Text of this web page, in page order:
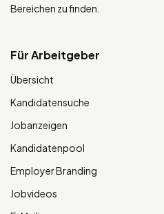
Bereichen zu finden.
Für Arbeitgeber
Übersicht
Kandidatensuche
Jobanzeigen
Kandidatenpool
Employer Branding
Jobvideos